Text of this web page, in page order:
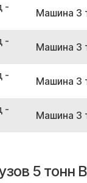
-
Машина 3
-
Машина 3
-
Машина 3
-
Машина 3
5 тонн